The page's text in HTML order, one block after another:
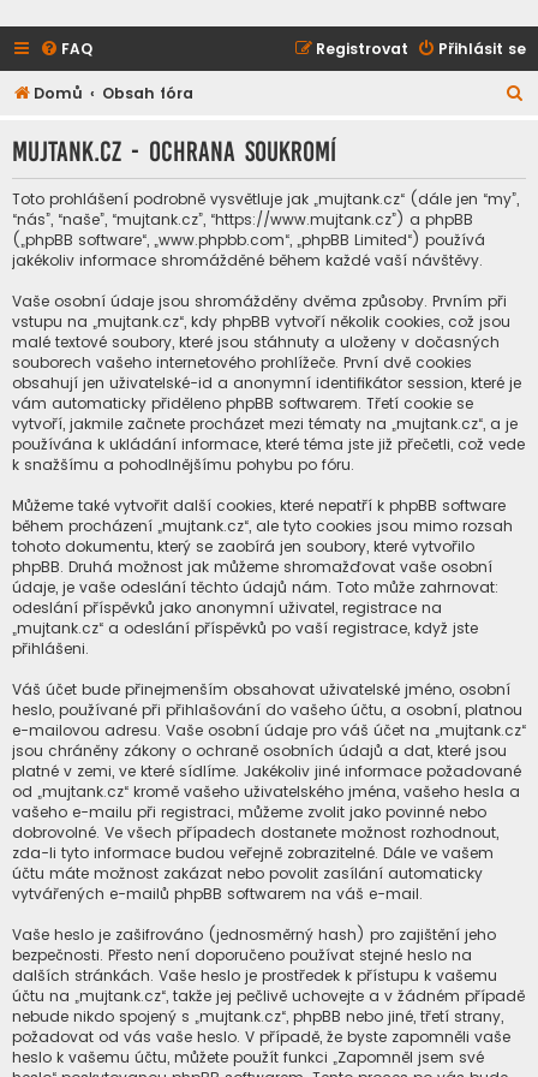
FAQ Přihlásit se
Registrovat
Domů Obsah fóra
d
mujtank.cz - Ochrana soukromí
Toto prohlášení podrobně vysvětluje jak „mujtank.cz“ (dále jen “my”,
“nás”, “naše”, “mujtank.cz”, “https://www.mujtank.cz”) a phpBB
(„phpBB software“, „www.phpbb.com“, „phpBB Limited“) používá
jakékoliv informace shromážděné během každé vaší návštěvy.
Vaše osobní údaje jsou shromážděny dvěma způsoby. Prvním při
vstupu na „mujtank.cz“, kdy phpBB vytvoří několik cookies, což jsou
malé textové soubory, které jsou stáhnuty a uloženy v dočasných
souborech vašeho internetového prohlížeče. První dvě cookies
obsahují jen uživatelské-id a anonymní identifikátor session, které je
vám automaticky přiděleno phpBB softwarem. Třetí cookie se
vytvoří, jakmile začnete procházet mezi tématy na „mujtank.cz“, a je
používána k ukládání informace, které téma jste již přečetli, což vede
k snažšímu a pohodlnějšímu pohybu po fóru.
Můžeme také vytvořit další cookies, které nepatří k phpBB software
během procházení „mujtank.cz“, ale tyto cookies jsou mimo rozsah
tohoto dokumentu, který se zaobírá jen soubory, které vytvořilo
phpBB. Druhá možnost jak můžeme shromažďovat vaše osobní
údaje, je vaše odeslání těchto údajů nám. Toto může zahrnovat:
odeslání příspěvků jako anonymní uživatel, registrace na
„mujtank.cz“ a odeslání příspěvků po vaší registrace, když jste
přihlášeni.
Váš účet bude přinejmenším obsahovat uživatelské jméno, osobní
heslo, používané při přihlašování do vašeho účtu, a osobní, platnou
e-mailovou adresu. Vaše osobní údaje pro váš účet na „mujtank.cz“
jsou chráněny zákony o ochraně osobních údajů a dat, které jsou
platné v zemi, ve které sídlíme. Jakékoliv jiné informace požadované
od „mujtank.cz“ kromě vašeho uživatelského jména, vašeho hesla a
vašeho e-mailu při registraci, můžeme zvolit jako povinné nebo
dobrovolné. Ve všech případech dostanete možnost rozhodnout,
zda-li tyto informace budou veřejně zobrazitelné. Dále ve vašem
účtu máte možnost zakázat nebo povolit zasílání automaticky
vytvářených e-mailů phpBB softwarem na váš e-mail.
Vaše heslo je zašifrováno (jednosměrný hash) pro zajištění jeho
bezpečnosti. Přesto není doporučeno používat stejné heslo na
dalších stránkách. Vaše heslo je prostředek k přístupu k vašemu
účtu na „mujtank.cz“, takže jej pečlivě uchovejte a v žádném případě
nebude nikdo spojený s „mujtank.cz“, phpBB nebo jiné, třetí strany,
požadovat od vás vaše heslo. V případě, že byste zapomněli vaše
heslo k vašemu účtu, můžete použít funkci „Zapomněl jsem své